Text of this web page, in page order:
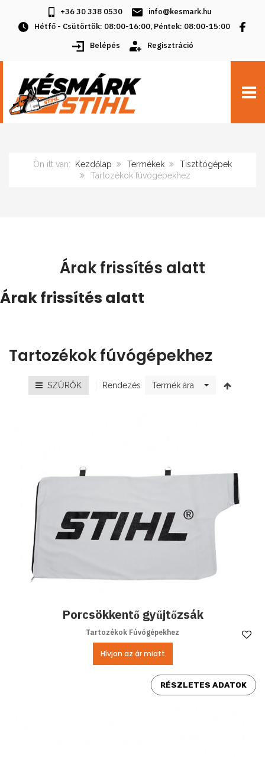
+36 30 338 0530
info@kesmark.hu
Hétfő - Csütörtök: 08:00-16:00, Péntek: 08:00-15:00
Belépés
Regisztráció
Ön itt van: Kezdőlap Termékek
Tisztítógépek
Tartozékok fúvógépekhez
Árak frissítés alatt
Árak frissítés alatt
Tartozékok fúvógépekhez
SZŰRŐK Rendezés Termék ára
Porcsökkentő gyűjtőzsák
Tartozékok Fúvógépekhez
Hívjon az ár miatt
RÉSZLETES ADATOK